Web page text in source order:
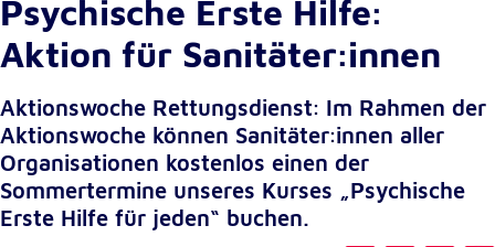
Psychische Erste Hilfe:
Aktion für Sanitäter:innen
Aktionswoche Rettungsdienst: Im Rahmen der
Aktionswoche können Sanitäter:innen aller
Organisationen kostenlos einen der
Sommertermine unseres Kurses „Psychische
Erste Hilfe für jeden“ buchen.
1 Jahr
Einverständnis-Cookie
Name:
cookie_consent